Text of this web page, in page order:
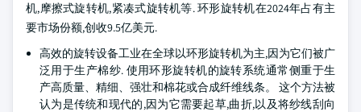
机,摩擦式旋转机,紧凑式旋转机等. 环形旋转机在2024年占有主
要市场份额,创收9.5亿美元.
高效的旋转设备工业在全球以环形旋转机为主,因为它们被广
泛用于生产棉纱. 使用环形旋转机的旋转系统通常侧重于生
产高质量、精细、强壮和棉花或合成纤维线条。 这个方法被
认为是传统和现代的,因为它需要起草,曲折,以及将纱线刮向